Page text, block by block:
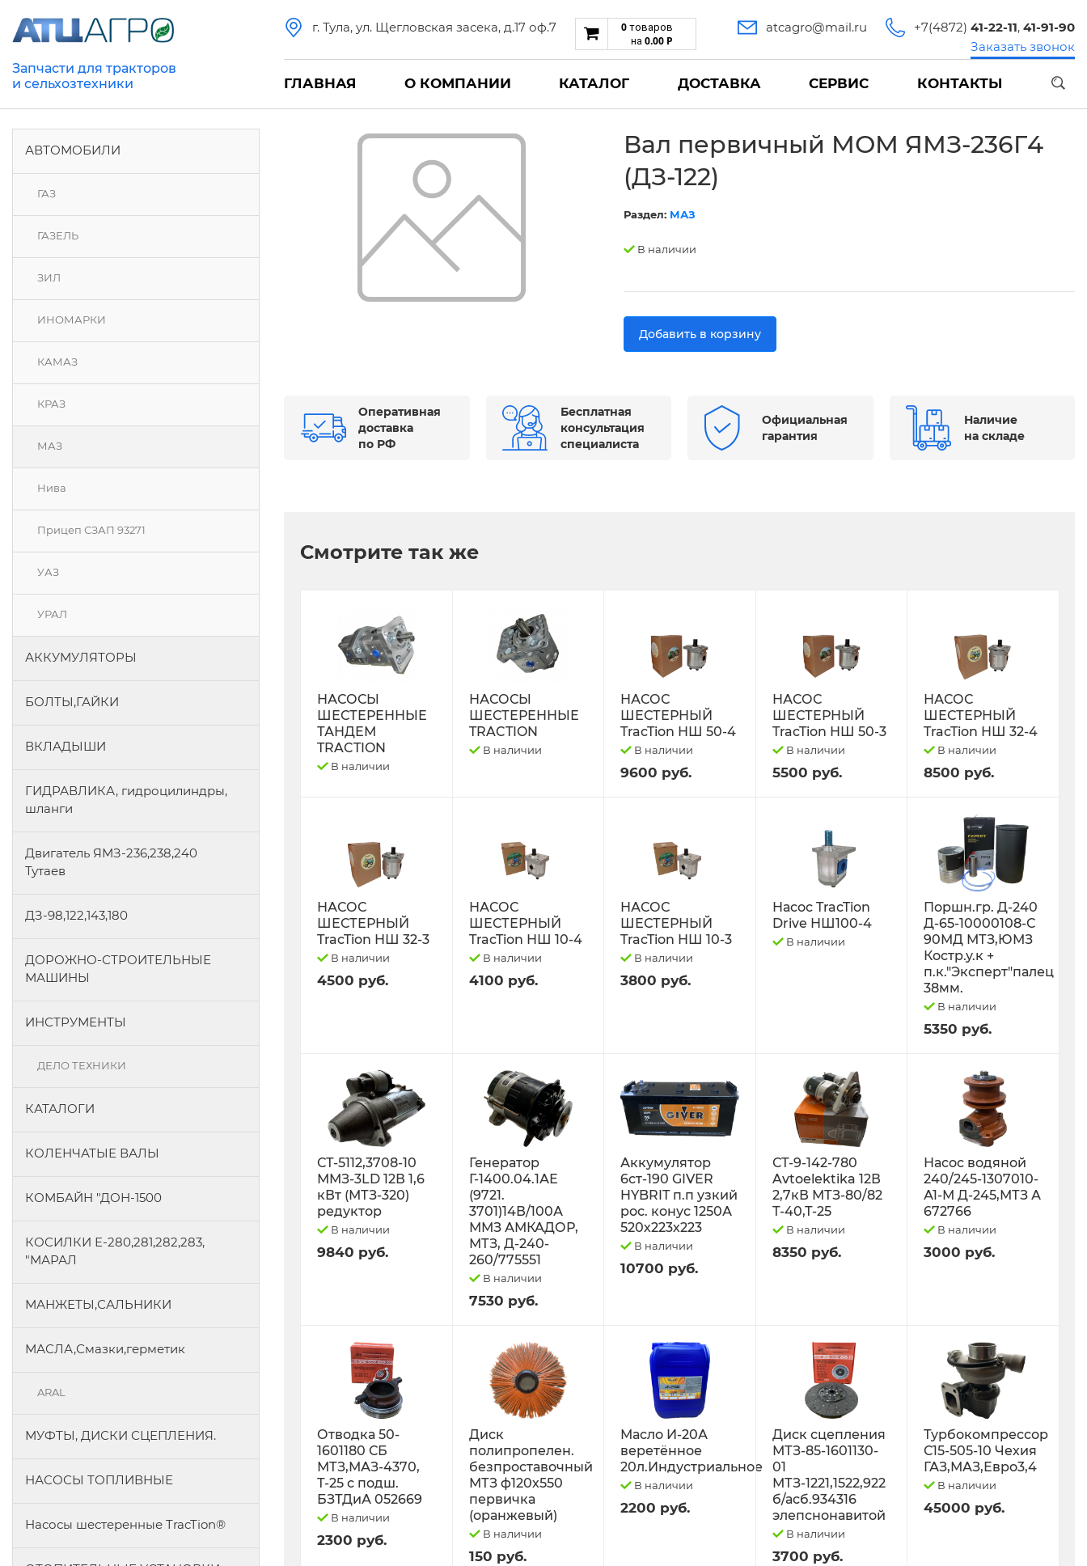
Запчасти для тракторов
и сельхозтехники
г. Тула, ул. Щегловская засека, д.17 оф.7 0 товаров
на 0.00 Р
atcagro@mail.ru +7(4872) 41-22-11, 41-91-90
Заказать звонок
ГЛАВНАЯ О КОМПАНИИ КАТАЛОГ ДОСТАВКА СЕРВИС КОНТАКТЫ
АВТОМОБИЛИ
ГАЗ
ГАЗЕЛЬ
ЗИЛ
ИНОМАРКИ
КАМАЗ
КРАЗ
МАЗ
Нива
Прицеп СЗАП 93271
УАЗ
УРАЛ
АККУМУЛЯТОРЫ
БОЛТЫ,ГАЙКИ
ВКЛАДЫШИ
ГИДРАВЛИКА, гидроцилиндры,
шланги
Двигатель ЯМЗ-236,238,240
Тутаев
ДЗ-98,122,143,180
ДОРОЖНО-СТРОИТЕЛЬНЫЕ
МАШИНЫ
ИНСТРУМЕНТЫ
ДЕЛО ТЕХНИКИ
КАТАЛОГИ
КОЛЕНЧАТЫЕ ВАЛЫ
КОМБАЙН "ДОН-1500
КОСИЛКИ Е-280,281,282,283,
"МАРАЛ
МАНЖЕТЫ,САЛЬНИКИ
МАСЛА,Смазки,герметик
ARAL
МУФТЫ, ДИСКИ СЦЕПЛЕНИЯ.
НАСОСЫ ТОПЛИВНЫЕ
Насосы шестеренные TracTion®
Вал первичный МОМ ЯМЗ-236Г4
(ДЗ-122)
Раздел: МАЗ
В наличии
Добавить в корзину
Оперативная
доставка
по РФ
Бесплатная
консультация
специалиста
Официальная
гарантия
Наличие
на складе
Смотрите так же
НАСОСЫ
ШЕСТЕРЕННЫЕ
ТАНДЕМ
TRACTION
В наличии
НАСОСЫ
ШЕСТЕРЕННЫЕ
TRACTION
В наличии
НАСОС
ШЕСТЕРНЫЙ
TracTion НШ 50-4
В наличии
9600 руб.
НАСОС
ШЕСТЕРНЫЙ
TracTion НШ 50-3
В наличии
5500 руб.
НАСОС
ШЕСТЕРНЫЙ
TracTion НШ 32-4
В наличии
8500 руб.
НАСОС
ШЕСТЕРНЫЙ
TracTion НШ 32-3
В наличии
4500 руб.
НАСОС
ШЕСТЕРНЫЙ
TracTion НШ 10-4
В наличии
4100 руб.
НАСОС
ШЕСТЕРНЫЙ
TracTion НШ 10-3
В наличии
3800 руб.
Насос TracTion
Drive НШ100-4
В наличии
Поршн.гр. Д-240
Д-65-10000108-С
90МД МТЗ,ЮМЗ
Костр.у.к +
п.к."Эксперт"палец
38мм.
В наличии
5350 руб.
СТ-5112,3708-10
ММЗ-3LD 12В 1,6
кВт (МТЗ-320)
редуктор
В наличии
9840 руб.
Генератор
Г-1400.04.1АЕ
(9721.
3701)14В/100А
ММЗ АМКАДОР,
МТЗ, Д-240-
260/775551
В наличии
7530 руб.
Аккумулятор
6ст-190 GIVER
HYBRIT п.п узкий
рос. конус 1250А
520х223х223
В наличии
10700 руб.
СТ-9-142-780
Avtoelektika 12В
2,7кВ МТЗ-80/82
Т-40,Т-25
В наличии
8350 руб.
Насос водяной
240/245-1307010-
А1-М Д-245,МТЗ А
672766
В наличии
3000 руб.
Отводка 50-
1601180 СБ
МТЗ,МАЗ-4370,
Т-25 с подш.
БЗТДиА 052669
В наличии
2300 руб.
Диск
полипропелен.
безпроставочный
МТЗ ф120х550
первичка
(оранжевый)
В наличии
150 руб.
Масло И-20А
веретённое
20л.Индустриальное
В наличии
2200 руб.
Диск сцепления
МТЗ-85-1601130-
01
МТЗ-1221,1522,922
б/асб.934316
элепснонавитой
В наличии
3700 руб.
Турбокомпрессор
С15-505-10 Чехия
ГАЗ,МАЗ,Евро3,4
В наличии
45000 руб.